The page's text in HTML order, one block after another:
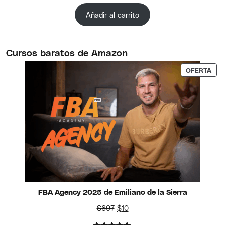
Valorado
con 5.00
de 5 en
1
valoración
de un
Añadir al carrito
Cursos baratos de Amazon
OFERTA
FBA Agency 2025 de Emiliano de la Sierra
$697 El precio original era: $697.
$10El precio actual es: $10.